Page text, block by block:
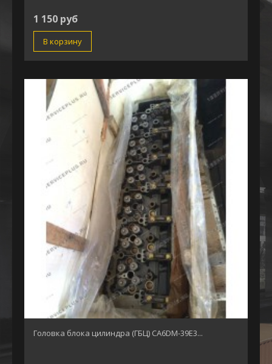
1 150 руб
В корзину
Головка блока цилиндра (ГБЦ) CA6DM-39E3...